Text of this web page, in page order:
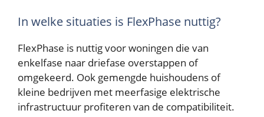
In welke situaties is FlexPhase nuttig?
FlexPhase is nuttig voor woningen die van
enkelfase naar driefase overstappen of
omgekeerd. Ook gemengde huishoudens of
kleine bedrijven met meerfasige elektrische
infrastructuur profiteren van de compatibiliteit.